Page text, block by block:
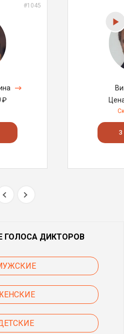
#1045
₽
ГОЛОСА ДИКТОРОВ